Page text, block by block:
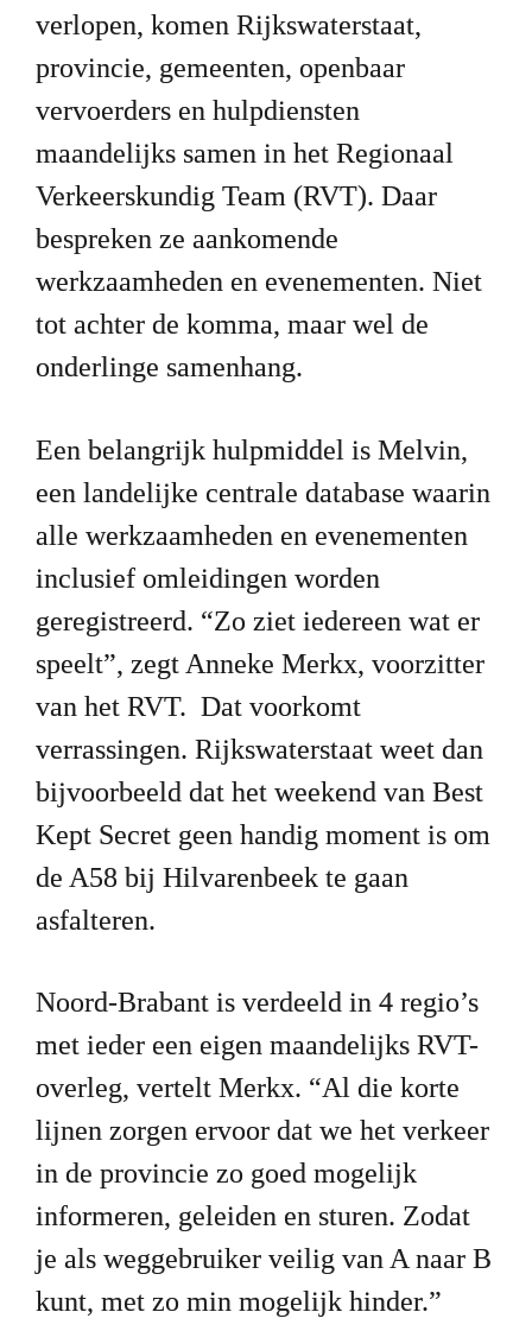
verlopen, komen Rijkswaterstaat,
provincie, gemeenten, openbaar
vervoerders en hulpdiensten
maandelijks samen in het Regionaal
Verkeerskundig Team (RVT). Daar
bespreken ze aankomende
werkzaamheden en evenementen. Niet
tot achter de komma, maar wel de
onderlinge samenhang.
Een belangrijk hulpmiddel is Melvin,
een landelijke centrale database waarin
alle werkzaamheden en evenementen
inclusief omleidingen worden
geregistreerd. “Zo ziet iedereen wat er
speelt”, zegt Anneke Merkx, voorzitter
van het RVT.  Dat voorkomt
verrassingen. Rijkswaterstaat weet dan
bijvoorbeeld dat het weekend van Best
Kept Secret geen handig moment is om
de A58 bij Hilvarenbeek te gaan
asfalteren.
Noord-Brabant is verdeeld in 4 regio’s
met ieder een eigen maandelijks RVT-
overleg, vertelt Merkx. “Al die korte
lijnen zorgen ervoor dat we het verkeer
in de provincie zo goed mogelijk
informeren, geleiden en sturen. Zodat
je als weggebruiker veilig van A naar B
kunt, met zo min mogelijk hinder.”